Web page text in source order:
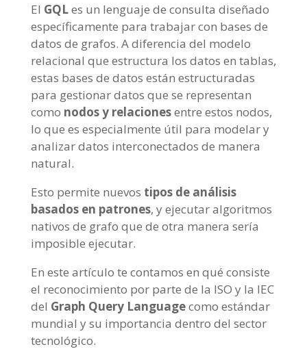
El GQLes un lenguaje de consulta diseñado
específicamente para trabajar con bases de
datos de grafos. A diferencia del modelo
relacional que estructura los datos en tablas,
estas bases de datos están estructuradas
para gestionar datos que se representan
como nodos y relacionesentre estos nodos,
lo que es especialmente útil para modelar y
analizar datos interconectados de manera
natural.
Esto permite nuevos tipos de análisis
basados en patrones, y ejecutar algoritmos
nativos de grafo que de otra manera sería
imposible ejecutar.
En este artículo te contamos en qué consiste
el reconocimiento por parte de la ISO y la IEC
del Graph Query Languagecomo estándar
mundial y su importancia dentro del sector
tecnológico.